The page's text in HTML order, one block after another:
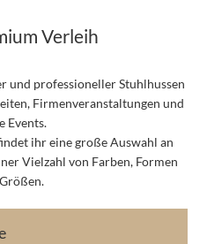
Verleih
und professioneller Stuhlhussen
Firmenveranstaltungen und
Events.
ihr eine große Auswahl an
Vielzahl von Farben, Formen